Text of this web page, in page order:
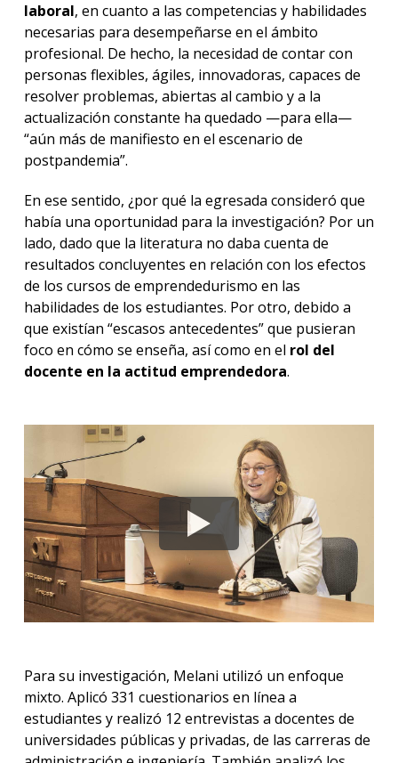
laboral, en cuanto a las competencias y habilidades
necesarias para desempeñarse en el ámbito
profesional. De hecho, la necesidad de contar con
personas flexibles, ágiles, innovadoras, capaces de
resolver problemas, abiertas al cambio y a la
actualización constante ha quedado —para ella—
“aún más de manifiesto en el escenario de
postpandemia”.
En ese sentido, ¿por qué la egresada consideró que
había una oportunidad para la investigación? Por un
lado, dado que la literatura no daba cuenta de
resultados concluyentes en relación con los efectos
de los cursos de emprendedurismo en las
habilidades de los estudiantes. Por otro, debido a
que existían “escasos antecedentes” que pusieran
foco en cómo se enseña, así como en el rol del
docente en la actitud emprendedora.
Para su investigación, Melani utilizó un enfoque
mixto. Aplicó 331 cuestionarios en línea a
estudiantes y realizó 12 entrevistas a docentes de
universidades públicas y privadas, de las carreras de